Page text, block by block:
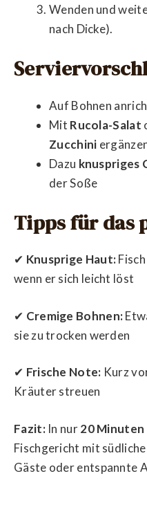
Wenden und
nach Dicke).
Auf Bohnen
Mit Rucola-Salat
Zucchini
Dazu knuspriges
der Soße
Tipps für das
✔ Knusprige Haut:
wenn er sich leicht löst
✔ Cremige Bohnen:
sie zu trocken werden
✔ Frische Note: Kurz
Kräuter streuen
Fazit:In nur20 Minuten
Fischgericht mit
Gäste oder entspannte